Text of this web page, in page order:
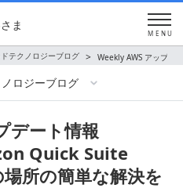
ま
MENU
テクノロジーブログ Weekly AWS アップデ
ロジーブログ
デート情報
Quick Suite
所の簡単な解決を